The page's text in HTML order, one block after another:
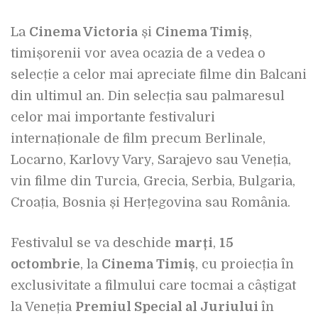
La Cinema Victoria și Cinema Timiș,
timișorenii vor avea ocazia de a vedea o
selecție a celor mai apreciate filme din Balcani
din ultimul an. Din selecția sau palmaresul
celor mai importante festivaluri
internaționale de film precum Berlinale,
Locarno, Karlovy Vary, Sarajevo sau Veneția,
vin filme din Turcia, Grecia, Serbia, Bulgaria,
Croația, Bosnia și Herțegovina sau România.
Festivalul se va deschide marți, 15
octombrie, la Cinema Timiș, cu proiecția în
exclusivitate a filmului care tocmai a câștigat
la Veneția Premiul Special al Juriului în